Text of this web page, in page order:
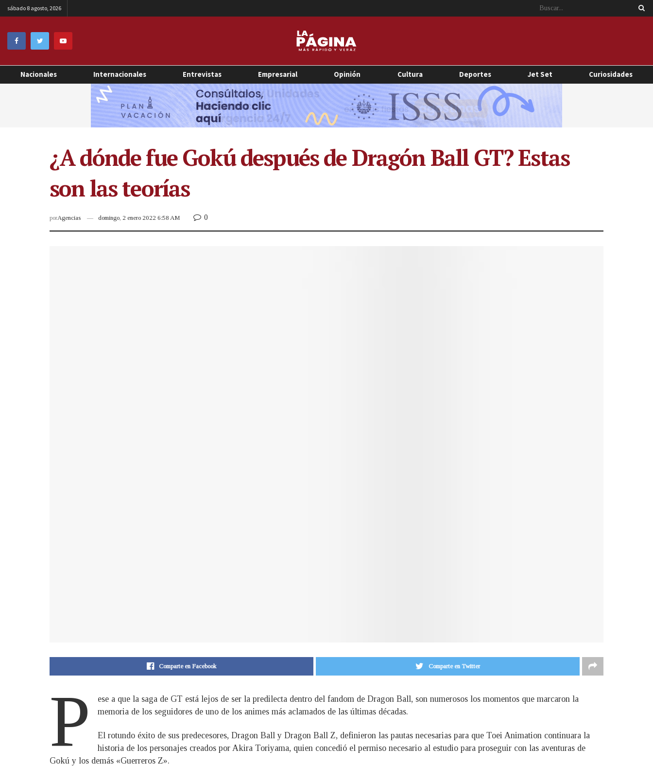
sábado 8 agosto, 2026
Nacionales Internacionales Entrevistas Empresarial Opinión Cultura Deportes Jet Set Curiosidades
¿A dónde fue Gokú después de Dragón Ball GT? Estas
son las teorías
porAgencias domingo, 2 enero 2022 6:58 AM 0
Comparte en Facebook Comparte en Twitter
P
ese a que la saga de GT está lejos de ser la predilecta dentro del fandom de Dragon Ball, son numerosos los momentos que marcaron la
memoria de los seguidores de uno de los animes más aclamados de las últimas décadas.
El rotundo éxito de sus predecesores, Dragon Ball y Dragon Ball Z, definieron las pautas necesarias para que Toei Animation continuara la
historia de los personajes creados por Akira Toriyama, quien concedió el permiso necesario al estudio para proseguir con las aventuras de
Gokú y los demás «Guerreros Z».